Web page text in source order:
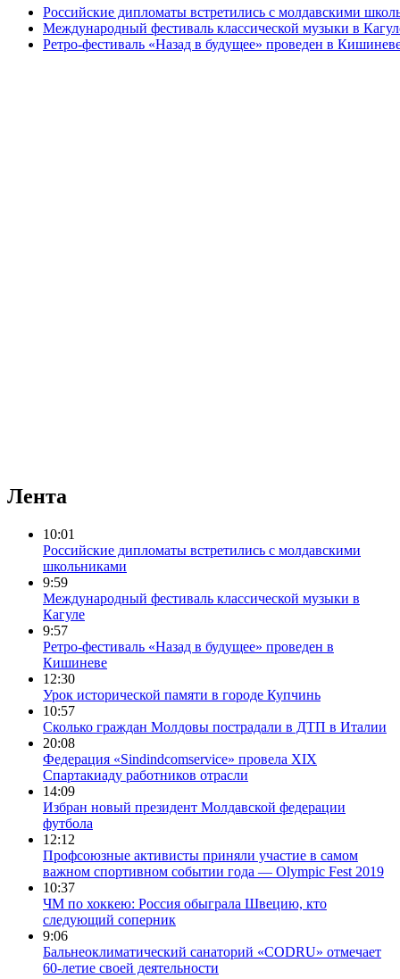
Российские дипломаты встретились с молдавскими
Международный фестиваль классической музыки в
Ретро-фестиваль «Назад в будущее» проведен в
Лента
10:01
Российские дипломаты встретились с молдавскими
школьниками
9:59
Международный фестиваль классической музыки в
Кагуле
9:57
Ретро-фестиваль «Назад в будущее» проведен в
Кишиневе
12:30
Урок исторической памяти в городе Купчинь
10:57
Сколько граждан Молдовы пострадали в ДТП в Италии
20:08
Федерация «Sindindcomservice» провела XIX
Спартакиаду работников отрасли
14:09
Избран новый президент Молдавской федерации
футбола
12:12
Профсоюзные активисты приняли участие в самом
важном спортивном событии года — Olympic Fest 2019
10:37
ЧМ по хоккею: Россия обыграла Швецию, кто
следующий соперник
9:06
Бальнеоклиматический санаторий «CODRU» отмечает
60-летие своей деятельности